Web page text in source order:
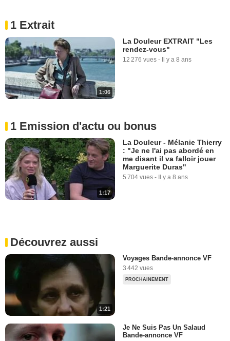
1 Extrait
1:06
La Douleur EXTRAIT "Les
rendez-vous"
12 276 vues - Il y a 8 ans
1 Emission d'actu ou bonus
1:17
La Douleur - Mélanie Thierry
: "Je ne l'ai pas abordé en
me disant il va falloir jouer
Marguerite Duras"
5 704 vues - Il y a 8 ans
Découvrez aussi
1:21
Voyages Bande-annonce VF
3 442 vues
PROCHAINEMENT
Je Ne Suis Pas Un Salaud
Bande-annonce VF